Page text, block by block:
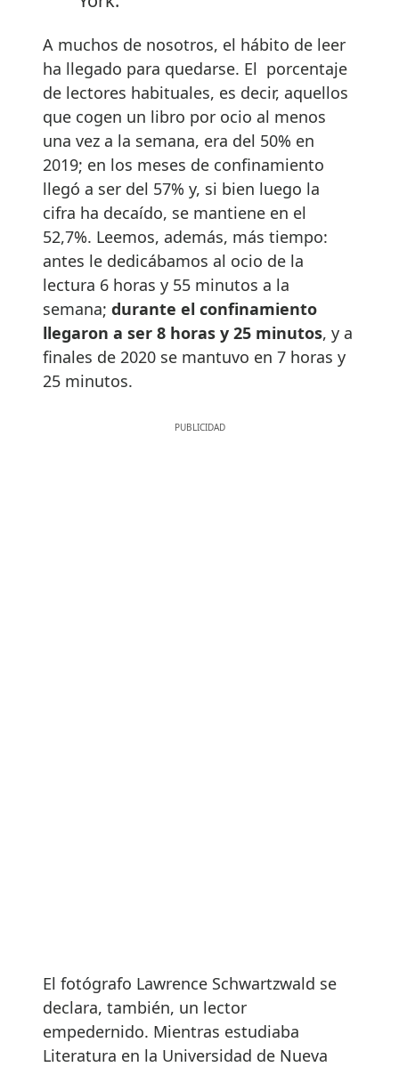
A muchos de nosotros, el hábito de leer
ha llegado para quedarse. El porcentaje
de lectores habituales, es decir, aquellos
que cogen un libro por ocio al menos
una vez a la semana, era del 50% en
2019; en los meses de confinamiento
llegó a ser del 57% y, si bien luego la
cifra ha decaído, se mantiene en el
52,7%. Leemos, además, más tiempo:
antes le dedicábamos al ocio de la
lectura 6 horas y 55 minutos a la
semana; durante el confinamiento
llegaron a ser 8 horas y 25 minutos, y a
finales de 2020 se mantuvo en 7 horas y
25 minutos.
El fotógrafo Lawrence Schwartzwald se
declara, también, un lector
empedernido. Mientras estudiaba
Literatura en la Universidad de Nueva